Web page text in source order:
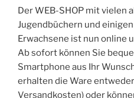
Der WEB-SHOP mit vielen
Jugendbüchern und
Erwachsene ist nun online
Ab sofort können Sie
Smartphone aus Ihr
erhalten die Ware
Versandkosten) oder